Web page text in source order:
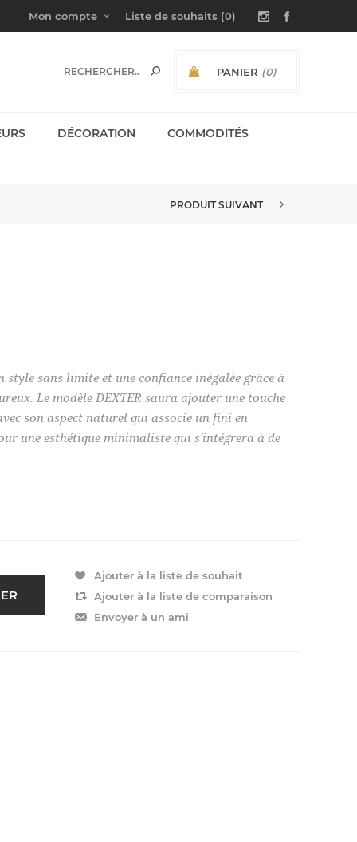
Mon compte Liste de souhaits (0)
PANIER (0)
DÉCORATION COMMODITÉS
PRODUIT SUIVANT
sans limite et une confiance inégalée grâce à
Le modèle DEXTER saura ajouter une touche
son aspect naturel qui associe un fini en
une esthétique minimaliste qui s'intégrera à de